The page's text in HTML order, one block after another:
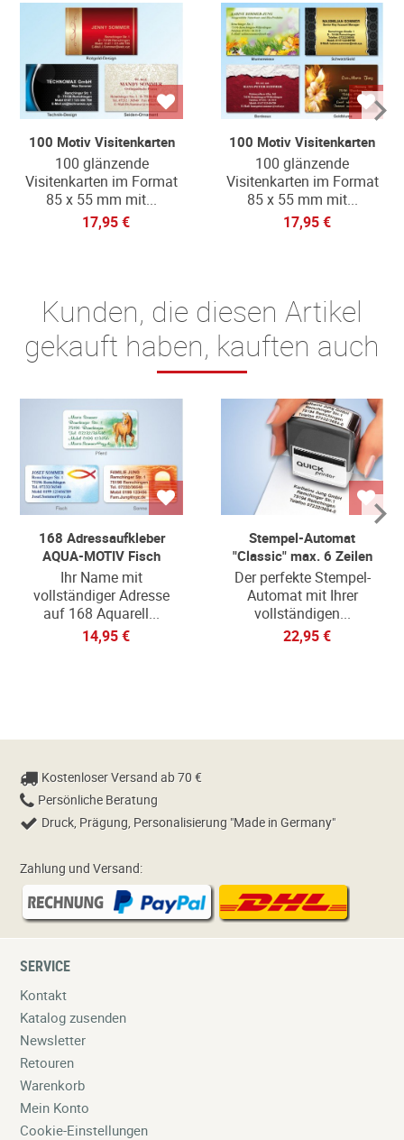
100 Motiv Visitenkarten
100 glänzende
Visitenkarten im Format
85 x 55 mm mit...
17,95 €
100 Motiv Visitenkarten
100 glänzende
Visitenkarten im Format
85 x 55 mm mit...
17,95 €
Kunden, die diesen Artikel
gekauft haben, kauften auch
168 Adressaufkleber
AQUA-MOTIV Fisch
Ihr Name mit
vollständiger Adresse
auf 168 Aquarell...
14,95 €
Stempel-Automat
"Classic" max. 6 Zeilen
Der perfekte Stempel-
Automat mit Ihrer
vollständigen...
22,95 €
Kostenloser Versand ab 70 €
Persönliche Beratung
Druck, Prägung, Personalisierung "Made in Germany"
Zahlung und Versand:
SERVICE
Kontakt
Katalog zusenden
Newsletter
Retouren
Warenkorb
Mein Konto
Cookie-Einstellungen